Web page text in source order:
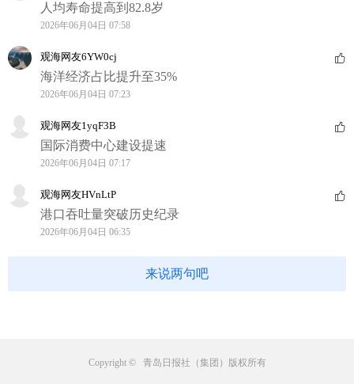
人均寿命提高到82.8岁
2026年06月04日 07:58
观海网友6YW0cj
海洋经济占比提升至35%
2026年06月04日 07:23
观海网友1yqF3B
国际消费中心建设提速
2026年06月04日 07:17
观海网友HVnLtP
港口吞吐量突破历史纪录
2026年06月04日 06:35
来说两句吧
Copyright © 青岛日报社（集团）版权所有